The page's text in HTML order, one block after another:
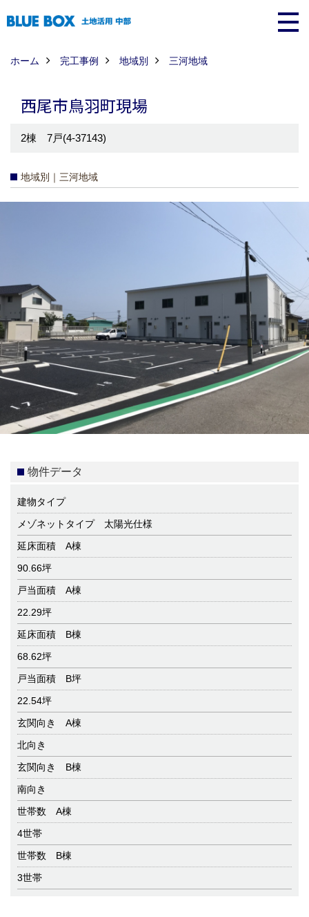
ホーム 完工事例 地域別 三河地域
西尾市鳥羽町現場
2棟 7戸(4-37143)
地域別｜三河地域
物件データ
建物タイプ
メゾネットタイプ 太陽光仕様
延床面積 A棟
90.66坪
戸当面積 A棟
22.29坪
延床面積 B棟
68.62坪
戸当面積 B坪
22.54坪
玄関向き A棟
北向き
玄関向き B棟
南向き
世帯数 A棟
4世帯
世帯数 B棟
3世帯